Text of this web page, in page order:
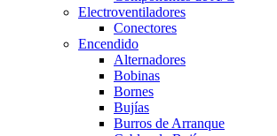
Electroventiladores
Conectores
Encendido
Alternadores
Bobinas
Bornes
Bujías
Burros de Arranque